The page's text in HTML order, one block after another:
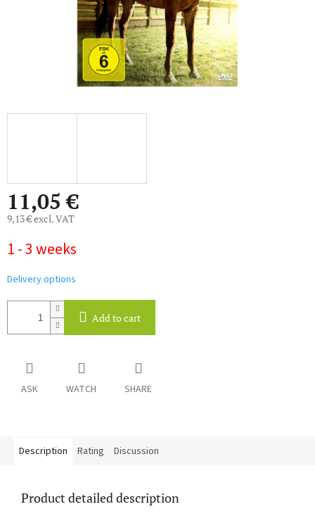
11,05 €
9,13 € excl. VAT
price:
1 - 3 weeks
Delivery options
Add to cart
ASK WATCH SHARE
Description Rating Discussion
Product detailed description